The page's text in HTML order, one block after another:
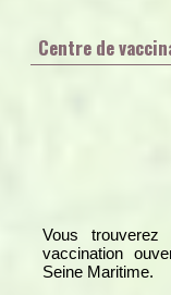
Centre de
Vous
vaccination
Seine Maritime.